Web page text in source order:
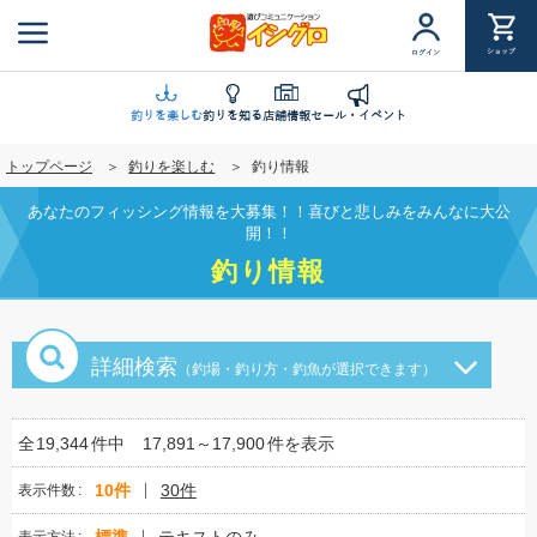
ン
に
移
動
ログイン ショップ
釣りを楽しむ釣りを知る店舗情報セール・イベント
トップページ 釣りを楽しむ 釣り情報
あなたのフィッシング情報を大募集！！喜びと悲しみをみんなに大公
開！！
釣り情報
詳細検索 （釣場・釣り方・釣魚が選択できます）
全19,344件中 17,891～17,900件を表示
表示件数 10件 30件